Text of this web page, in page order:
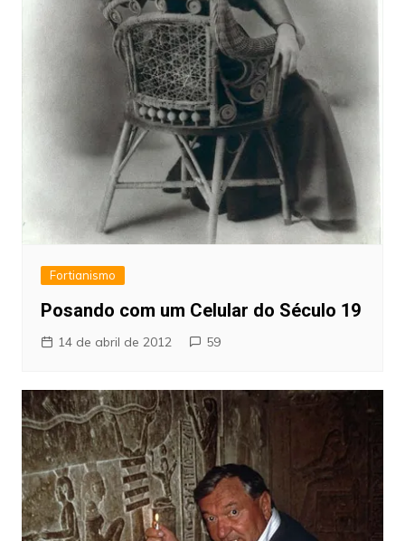
Fortianismo
Posando com um Celular do Século 19
14 de abril de 2012 59